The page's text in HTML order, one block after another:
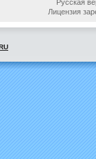
Русская
Лицензия